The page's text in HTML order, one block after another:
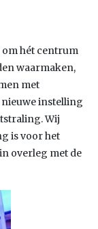
om hét centrum
waarmaken,
met
instelling
Wij
is voor het
overleg met de